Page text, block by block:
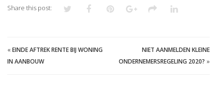
Share this post:
«EINDE AFTREK RENTE BIJ WONING
IN AANBOUW
NIET AANMELDEN KLEINE
ONDERNEMERSREGELING 2020? »